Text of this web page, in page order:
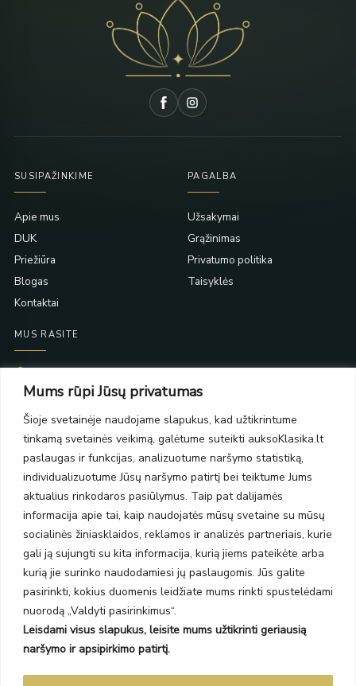
Mums rūpi Jūsų privatumas
Šioje svetainėje naudojame slapukus, kad užtikrintume
tinkamą svetainės veikimą, galėtume suteikti auksoKlasika.lt
paslaugas ir funkcijas, analizuotume naršymo statistiką,
individualizuotume Jūsų naršymo patirtį bei teiktume Jums
aktualius rinkodaros pasiūlymus. Taip pat dalijamės
informacija apie tai, kaip naudojatės mūsų svetaine su mūsų
socialinės žiniasklaidos, reklamos ir analizės partneriais, kurie
gali ją sujungti su kita informacija, kurią jiems pateikėte arba
kurią jie surinko naudodamiesi jų paslaugomis. Jūs galite
pasirinkti, kokius duomenis leidžiate mums rinkti spustelėdami
nuorodą „Valdyti pasirinkimus“.
Leisdami visus slapukus, leisite mums užtikrinti geriausią
naršymo ir apsipirkimo patirtį.
SUSIPAŽINKIME
Apie mus
DUK
Priežiūra
Blogas
Kontaktai
PAGALBA
Užsakymai
Grąžinimas
Privatumo politika
Taisyklės
MUS RASITE
PC Molas, Klaipėda
PC BIG 2, Klaipėda
Šilutės pl. 35
PC Banginis, Klaipėda
NAUJIENLAIŠKIS
Prenumeruokite ir gaukite pasiūlymus, naujienas bei riboto
leidimo kolekcijas.
SIŲSTI